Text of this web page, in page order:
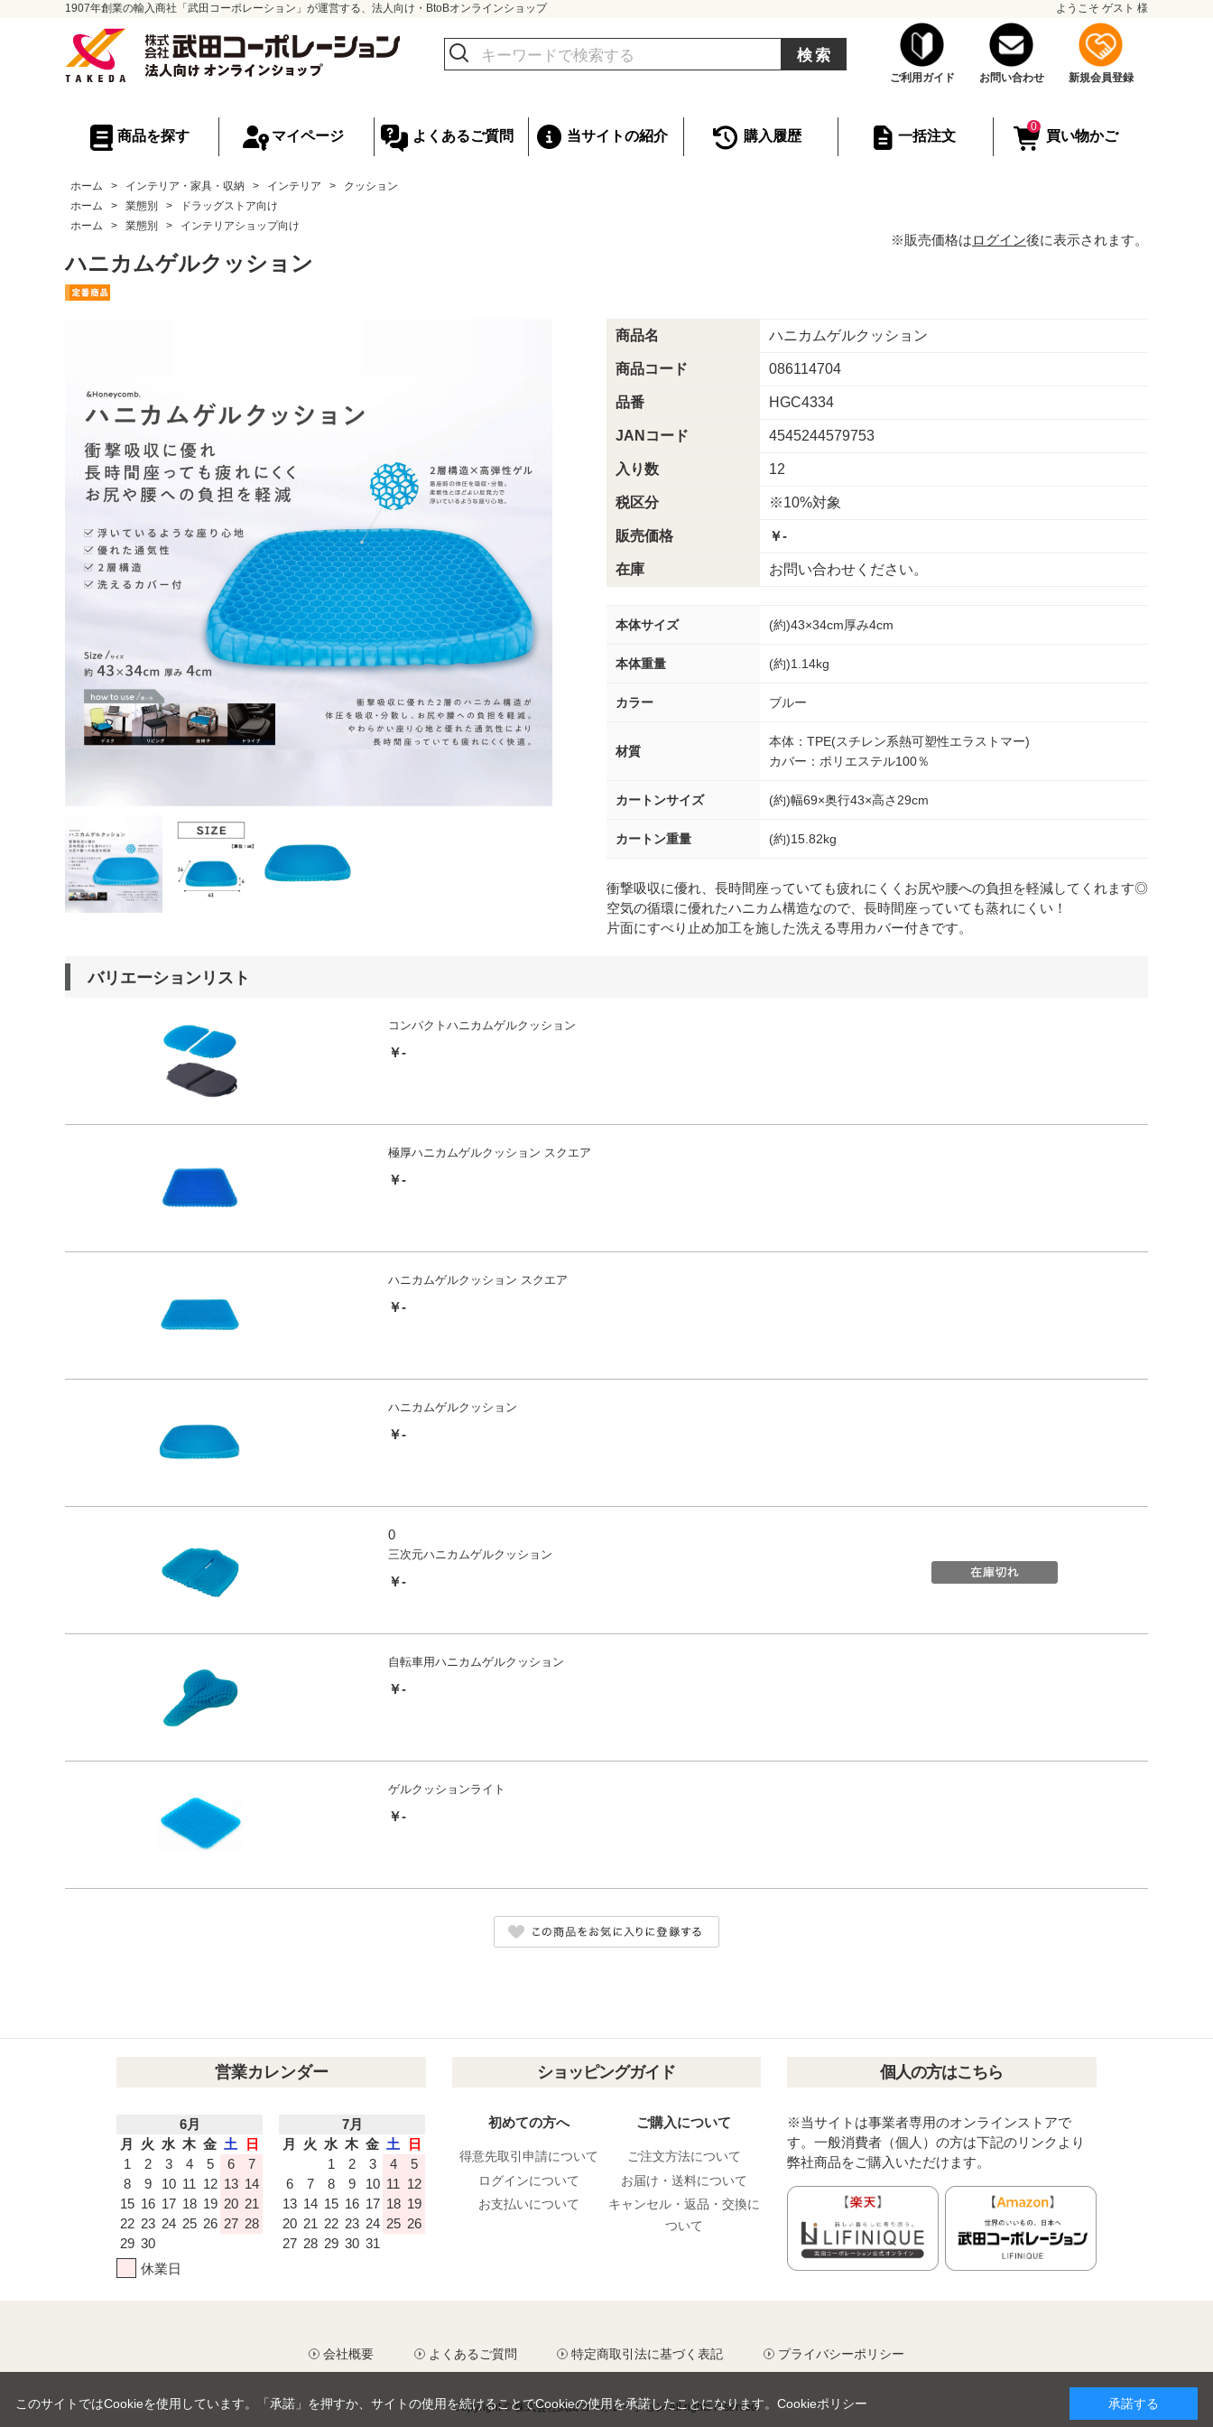
1907年創業の輸入商社「武田コーポレーション」が運営する、法人向け・BtoBオンラインショップ ようこそ ゲスト 様
検索
ご利用ガイド お問い合わせ 新規会員登録
商品を探す マイページ よくあるご質問 当サイトの紹介 購入履歴 一括注文
0
買い物かご
※販売価格はログイン後に表示されます。
ホーム > インテリア・家具・収納 > インテリア >
クッション
ホーム
> 業態別 >
ドラッグストア向け
ホーム
> 業態別 > インテリアショップ向け
ハニカムゲルクッション
商品名 ハニカムゲルクッション
商品コード 086114704
品番 HGC4334
JANコード 4545244579753
入り数 12
税区分 ※10%対象
販売価格 ￥-
在庫 お問い合わせください。
本体サイズ (約)43×34cm厚み4cm
本体重量 (約)1.14kg
カラー ブルー
材質
本体：TPE(スチレン系熱可塑性エラストマー)
カバー：ポリエステル100％
カートンサイズ (約)幅69×奥行43×高さ29cm
カートン重量 (約)15.82kg
衝撃吸収に優れ、長時間座っていても疲れにくくお尻や腰への負担を軽減してくれます◎
空気の循環に優れたハニカム構造なので、長時間座っていても蒸れにくい！
片面にすべり止め加工を施した洗える専用カバー付きです。
バリエーションリスト
コンパクトハニカムゲルクッション
￥-
極厚ハニカムゲルクッション スクエア
￥-
ハニカムゲルクッション スクエア
￥-
ハニカムゲルクッション
￥-
0
三次元ハニカムゲルクッション
￥-
自転車用ハニカムゲルクッション
￥-
ゲルクッションライト
￥-
営業カレンダー
6月
月
火 水 木 金 土
日
1
2 3 4 5 6
7
8
9 10 11 12 13 14
15 16 17 18 19 20 21
22 23 24 25 26 27 28
29 30
休業日
7月
月
火 水 木 金 土
日
1
2 3 4
5
6
7 8 9 10 11 12
13 14 15 16 17 18 19
20 21 22 23 24 25 26
27 28 29 30 31
ショッピングガイド
初めての方へ
得意先取引申請について
ログインについて
お支払いについて
ご購入について
ご注文方法について
お届け・送料について
キャンセル・返品・交換に
ついて
個人の方はこちら
※当サイトは事業者専用のオンラインストアで
す。一般消費者（個人）の方は下記のリンクより
弊社商品をご購入いただけます。
会社概要 よくあるご質問 特定商取引法に基づく表記 プライバシーポリシー
Copyright © 株式会社武田コーポレーション All rights reserved.
このサイトではCookieを使用しています。「承諾」を押すか、サイトの使用を続けることでCookieの使用を承諾したことになります。 Cookieポリシー 承諾する